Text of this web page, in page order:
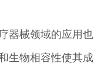
器械领域的应用也
生物相容性使其成